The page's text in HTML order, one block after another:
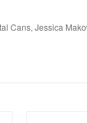
Cans, Jessica